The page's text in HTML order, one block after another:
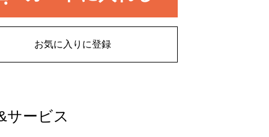
お気に入りに登録
サービス